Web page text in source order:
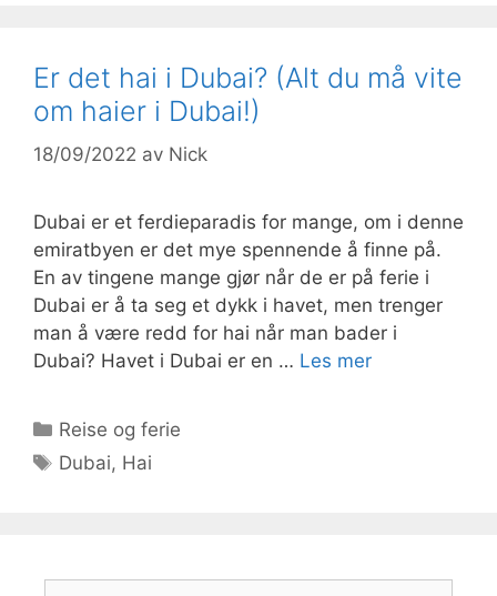
Er det hai i Dubai? (Alt du må vite
om haier i Dubai!)
18/09/2022 av Nick
Dubai er et ferdieparadis for mange, om i denne
emiratbyen er det mye spennende å finne på.
En av tingene mange gjør når de er på ferie i
Dubai er å ta seg et dykk i havet, men trenger
man å være redd for hai når man bader i
Dubai? Havet i Dubai er en … Les mer
Kategorier
Reise og ferie
Stikkord
Dubai, Hai